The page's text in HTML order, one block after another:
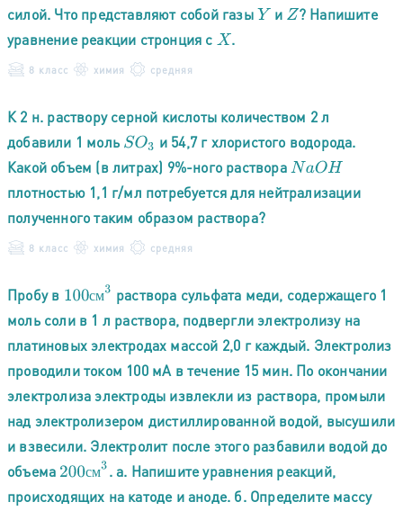
силой. Что представляют собой газыY и Z ? Напишите
уравнение реакции стронция с X .
8 класс химия средняя
К 2 н. раствору серной кислоты количеством 2 л
добавили 1 моль SO3
и 54,7 г хлористого водорода.
Какой объем (в литрах) 9%-ного раствораNaOH
плотностью 1,1 г/мл потребуется для нейтрализации
полученного таким образом раствора?
8 класс химия средняя
Пробу в см
100см3 раствора сульфата меди, содержащего 1
моль соли в 1 л раствора, подвергли электролизу на
платиновых электродах массой 2,0 г каждый. Электролиз
проводили током 100 мА в течение 15 мин. По окончании
электролиза электроды извлекли из раствора, промыли
над электролизером дистиллированной водой, высушили
и взвесили. Электролит после этого разбавили водой до
объема
см
200см3 . а. Напишите уравнения реакций,
происходящих на катоде и аноде. б. Определите массу